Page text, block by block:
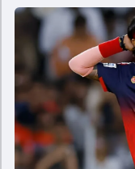
घरेलू क्रिकेट में कप्तानी
नहीं है लेकिन उम्र उनके
इस कप्तानी की दौड़ से
स्पष्टता दी गई है कि
जाएगी। टीम का मुख्य
तक टीम की कमान संभाल